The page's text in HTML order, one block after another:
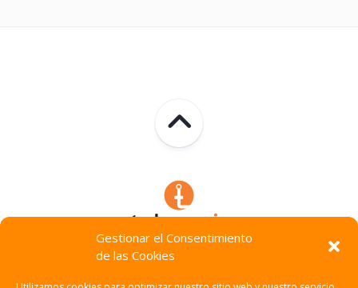
Gestionar el Consentimiento
de las Cookies
Technocracia © 2026. Todos Los Derechos Reservados.